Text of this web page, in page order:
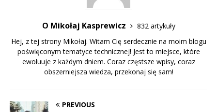
O Mikołaj Kasprewicz
832 artykuły
Hej, z tej strony Mikołaj. Witam Cię serdecznie na moim blogu
poświęconym tematyce technicznej! Jest to miejsce, które
ewoluuje z każdym dniem. Coraz częstsze wpisy, coraz
obszerniejsza wiedza, przekonaj się sam!
PREVIOUS